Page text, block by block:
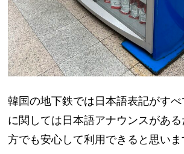
韓国の地下鉄では日本語表記がす
に関しては日本語アナウンスがあ
方でも安心して利用できると思いま